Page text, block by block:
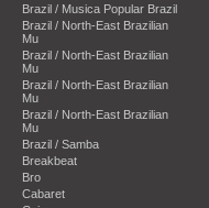
Brazil / Musica Popular Brazil
Brazil / North-East Brazilian
Mu
Brazil / North-East Brazilian
Mu
Brazil / North-East Brazilian
Mu
Brazil / North-East Brazilian
Mu
Brazil / Samba
Breakbeat
Bro
Cabaret